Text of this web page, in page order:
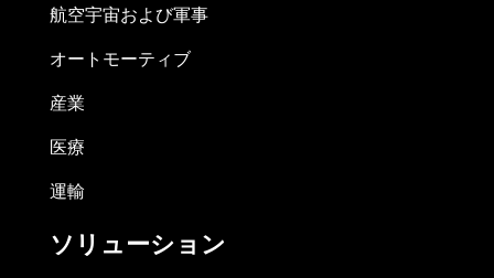
航空宇宙および軍事
オートモーティブ
産業
医療
運輸
ソリューション